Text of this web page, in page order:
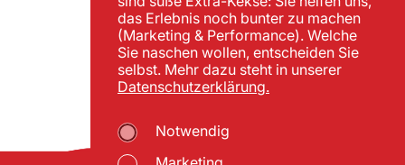
das Erlebnis noch bunter zu machen
(Marketing & Performance). Welche
Sie naschen wollen, entscheiden Sie
selbst. Mehr dazu steht in unserer
Datenschutzerklärung.
Notwendig